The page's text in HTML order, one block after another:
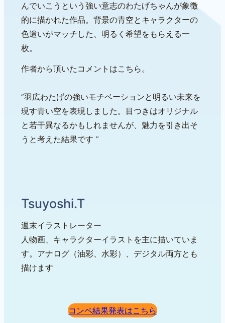
んでいこうという強い意志のわたげちゃんが象徴
的に描かれた作品。背景の青空とキャラクターの
色遣いがマッチした、明るく希望をもらえる一
枚。
作者から頂いたコメントはこちら。
”羽広わたげの強いモチベーションと明るい未来を
現す青い空を表現しました。目つきはオリジナル
と若干異なるかもしれませんが、魅力を引き出そ
うと考えた結果です ”
Tsuyoshi.T
週末イラストレーター
人物画、キャラクターイラストを主に描いていま
す。アナログ（油彩、水彩）、デジタル両方とも
描けます
コンペ結果発表はこちら